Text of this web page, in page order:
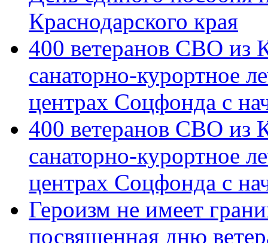
Краснодарского края
400 ветеранов СВО из
санаторно-курортное
центрах Соцфонда с
400 ветеранов СВО из
санаторно-курортное
центрах Соцфонда с
Героизм не имеет
посвященная дню